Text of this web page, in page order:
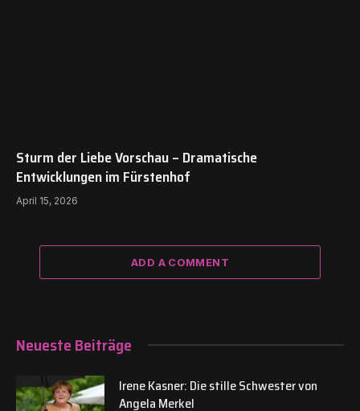
Sturm der Liebe Vorschau – Dramatische
Entwicklungen im Fürstenhof
April 15, 2026
ADD A COMMENT
Neueste Beiträge
Irene Kasner: Die stille Schwester von
Angela Merkel